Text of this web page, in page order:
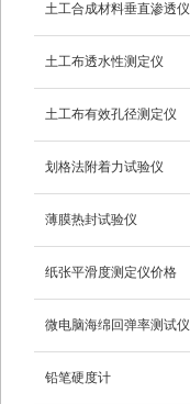
土工合成材料垂直渗透仪
土工布透水性测定仪
土工布有效孔径测定仪
划格法附着力试验仪
薄膜热封试验仪
纸张平滑度测定仪价格
微电脑海绵回弹率测试仪
铅笔硬度计